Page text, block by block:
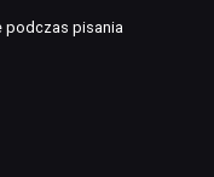
podczas pisania